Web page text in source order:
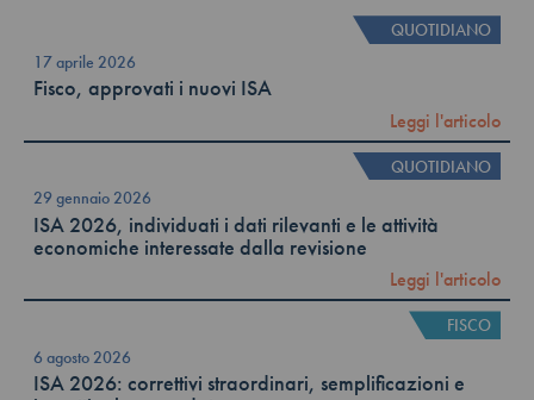
QUOTIDIANO
17 aprile 2026
Fisco, approvati i nuovi ISA
Leggi l'articolo
QUOTIDIANO
29 gennaio 2026
ISA 2026, individuati i dati rilevanti e le attività
economiche interessate dalla revisione
Leggi l'articolo
FISCO
6 agosto 2026
ISA 2026: correttivi straordinari, semplificazioni e